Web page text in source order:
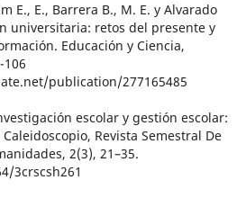
E., E., Barrera B., M. E. y Alvarado
universitaria: retos del presente y
Educación y Ciencia,
106
publication/277165485
escolar y gestión escolar:
Revista Semestral De
2(3), 21–35.
3crscsh261